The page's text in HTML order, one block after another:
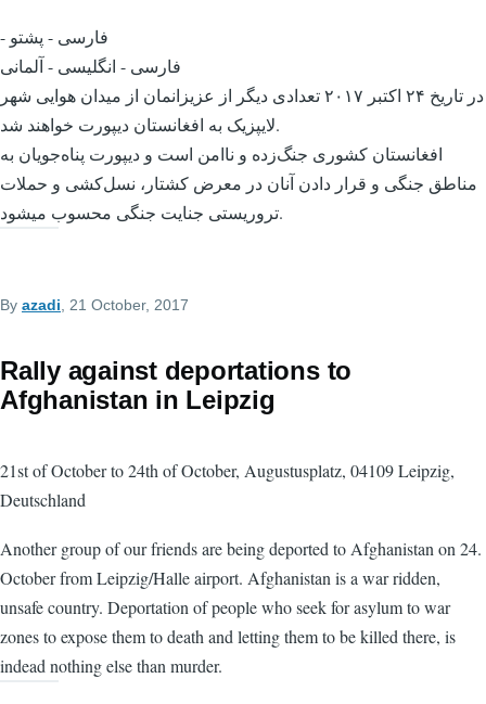
- فارسی - پشتو
فارسی - انگلیسی - آلمانی
در تاریخ ۲۴ اکتبر ۲۰۱۷ تعدادی دیگر از عزیزانمان از میدان هوایی شهر
لایپزیک به افغانستان دیپورت خواهند شد.
افغانستان کشوری جنگ‌زده و ناامن است و دیپورت پناه‌جویان به
مناطق جنگی و قرار دادن آنان در معرض کشتار، نسل‌کشی و حملات
تروریستی جنایت جنگی محسوب میشود.
By azadi, 21 October, 2017
Rally against deportations to
Afghanistan in Leipzig
21st of October to 24th of October, Augustusplatz, 04109 Leipzig,
Deutschland
Another group of our friends are being deported to Afghanistan on 24.
October from Leipzig/Halle airport. Afghanistan is a war ridden,
unsafe country. Deportation of people who seek for asylum to war
zones to expose them to death and letting them to be killed there, is
indead nothing else than murder.